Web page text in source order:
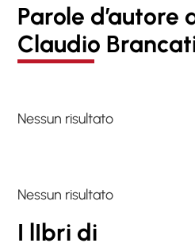
Parole d’autore
Claudio
Nessun risultato
Nessun risultato
I lIbri di